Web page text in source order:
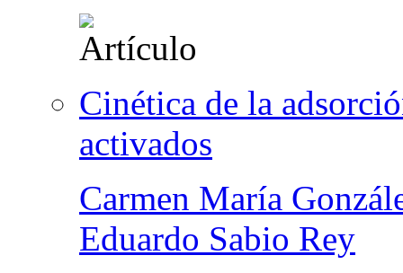
Cinética de la
activados
Carmen María
Eduardo Sabio Rey